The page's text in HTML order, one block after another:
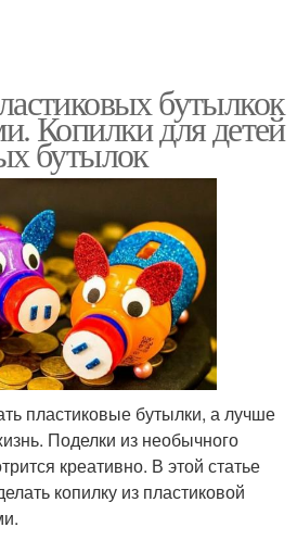
бутылкок
Копилки для детей
бутылок
пластиковые бутылки, а лучше
Поделки из необычного
креативно. В этой статье
копилку из пластиковой